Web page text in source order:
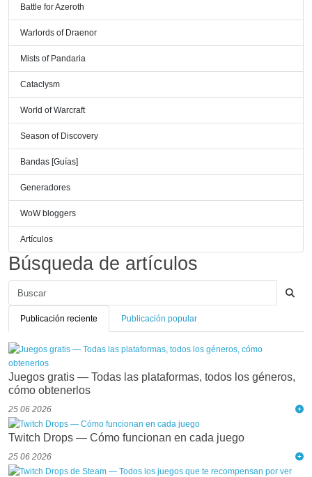
Battle for Azeroth
Warlords of Draenor
Mists of Pandaria
Cataclysm
World of Warcraft
Season of Discovery
Bandas [Guías]
Generadores
WoW bloggers
Artículos
Búsqueda de artículos
Publicación reciente Publicación popular
Juegos gratis — Todas las plataformas, todos los géneros,
cómo obtenerlos
25 06 2026
Twitch Drops — Cómo funcionan en cada juego
25 06 2026